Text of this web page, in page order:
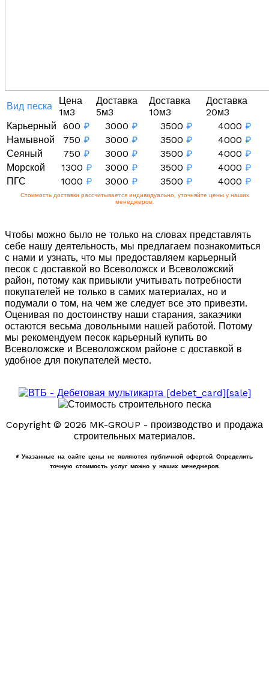
Вид песка
Цена
1м3
Доставка
5м3
Доставка
10м3
Доставка
20м3
Карьерный
600 ₽ 3000 ₽ 3500 ₽ 4000 ₽
Намывной
750 ₽ 3000 ₽ 3500 ₽ 4000 ₽
Сеяный
750 ₽ 3000 ₽ 3500 ₽ 4000 ₽
Морской
1300 ₽ 3000 ₽ 3500 ₽ 4000 ₽
ПГС
1000 ₽ 3000 ₽ 3500 ₽ 4000 ₽
Стоимость доставки рассчитывается индивидуально, уточняйте цены у наших
менеджеров.
Чтобы можно было не только на словах представлять
себе нашу деятельность, мы предлагаем познакомиться
с нами и узнать, что мы предоставляем карьерный
песок с доставкой во Всеволожск и Всеволожский
район, потому как привыкли учитывать потребности
покупателей не только в самих материалах, но и
подумали о том, на чем же следует все это привезти.
Оценивая по достоинству наши старания, заказчики
остаются весьма довольными нашей работой. Потому
мы рекомендуем песок карьерный купить во
Всеволожске и Всеволожском районе с доставкой в
удобное для покупателей место.
Copyright © 2026 MK-GROUP - производство и продажа
строительных материалов.
* Указанные на сайте цены не являются публичной офертой. Определить
точную стоимость услуг можно у наших менеджеров.